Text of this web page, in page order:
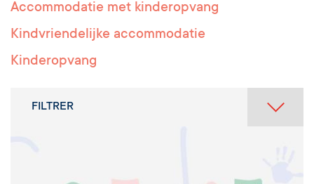
Accommodatie met kinderopvang
Kindvriendelijke accommodatie
Kinderopvang
FILTRER